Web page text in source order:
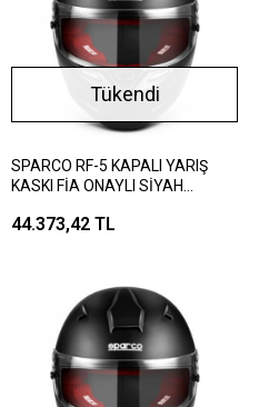
Tükendi
SPARCO RF-5 KAPALI YARIŞ
KASKI FİA ONAYLI SİYAH
44.373,42 TL